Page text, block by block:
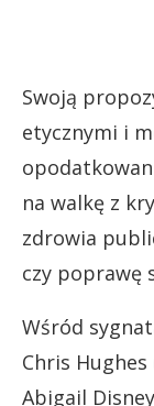
Swoją
etycznymi i
na walkę z
zdrowia
czy poprawę
Wśród
Chris Hughes
Abigail